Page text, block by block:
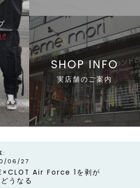
SHOP INFO
実店舗のご案内
line
06/27
Air Force 1を剥が
うなる